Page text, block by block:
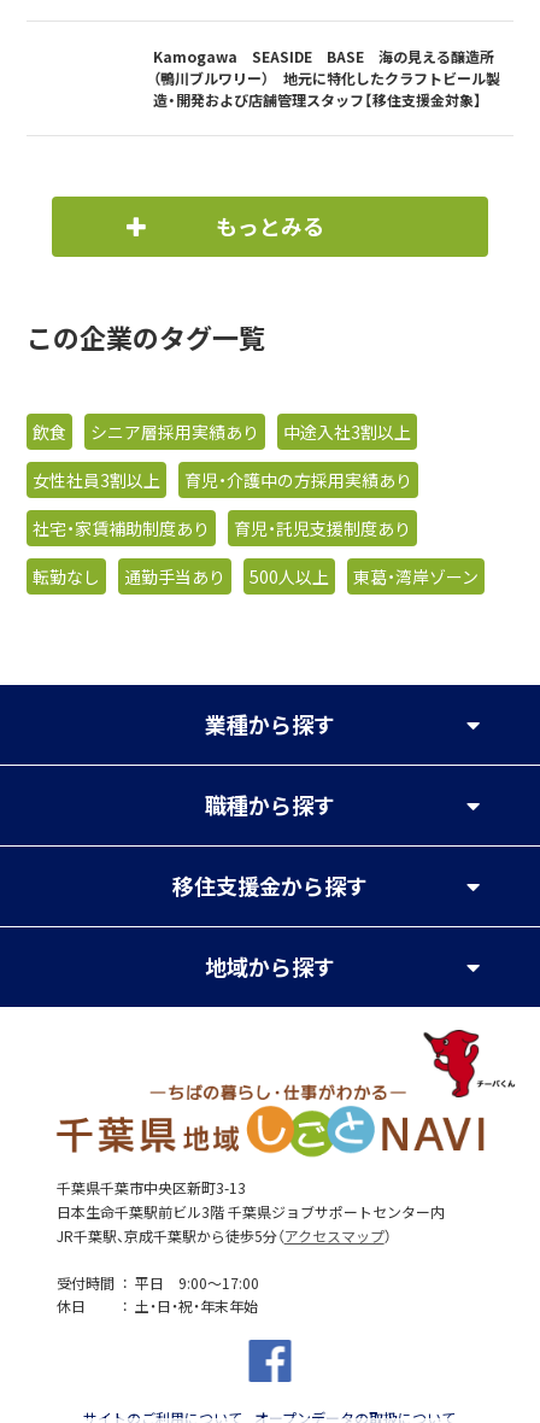
Kamogawa SEASIDE BASE 海の見える醸造所
（鴨川ブルワリー） 地元に特化したクラフトビール製
造・開発および店舗管理スタッフ【移住支援金対象】
もっとみる
この企業のタグ一覧
飲食 シニア層採用実績あり
中途入社3割以上
女性社員3割以上
育児・介護中の方採用実績あり
社宅・家賃補助制度あり
育児・託児支援制度あり
転勤なし
通勤手当あり 500人以上 東葛・湾岸ゾーン
業種から探す
職種から探す
移住支援金から探す
地域から探す
千葉県千葉市中央区新町3-13
日本生命千葉駅前ビル3階 千葉県ジョブサポートセンター内
JR千葉駅、京成千葉駅から徒歩5分（アクセスマップ）
受付時間
平日 9:00～17:00
休日
土・日・祝・年末年始
サイトのご利用について オープンデータの取扱について